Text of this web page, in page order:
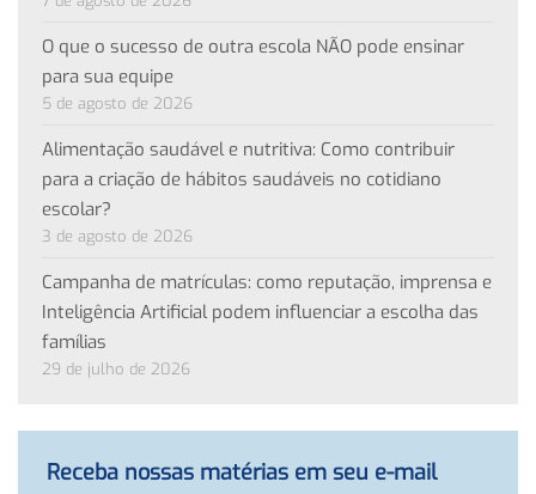
O que o sucesso de outra escola NÃO pode ensinar
para sua equipe
5 de agosto de 2026
Alimentação saudável e nutritiva: Como contribuir
para a criação de hábitos saudáveis no cotidiano
escolar?
3 de agosto de 2026
Campanha de matrículas: como reputação, imprensa e
Inteligência Artificial podem influenciar a escolha das
famílias
29 de julho de 2026
Receba nossas matérias em seu e-mail